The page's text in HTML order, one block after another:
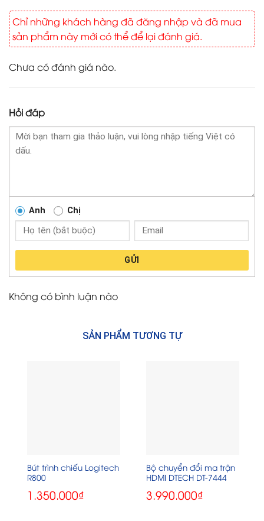
Chỉ những khách hàng đã đăng nhập và đã mua
sản phẩm này mới có thể để lại đánh giá.
Chưa có đánh giá nào.
Hỏi đáp
Anh Chị
GỬI
Không có bình luận nào
SẢN PHẨM TƯƠNG TỰ
Bút trình chiếu Logitech
R800
1.350.000₫
Bộ chuyển đổi ma trận
HDMI DTECH DT-7444
3.990.000₫